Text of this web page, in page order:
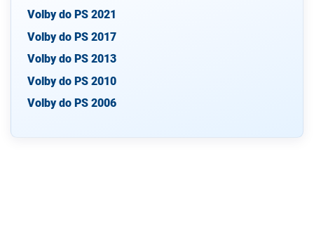
Volby do PS 2021
Volby do PS 2017
Volby do PS 2013
Volby do PS 2010
Volby do PS 2006